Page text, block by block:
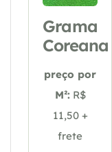
Grama
Coreana
preço por
M²: R$
11,50 +
frete